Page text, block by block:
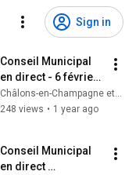
Sign in
Conseil Municipal
en direct - 6 février
2025 [Rediffusion]
Châlons-en-Champagne et son Agglo
248 views • 1 year ago
Conseil Municipal
en direct